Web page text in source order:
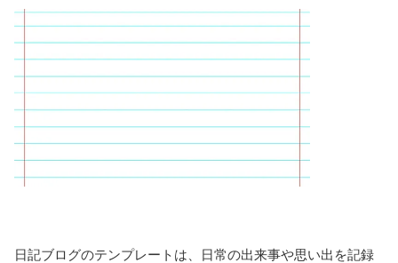
日記ブログのテンプレートは、日常の出来事や思い出を記録